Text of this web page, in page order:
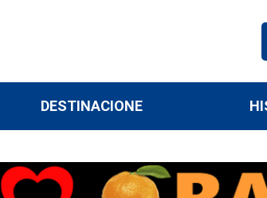
DESTINACIONE